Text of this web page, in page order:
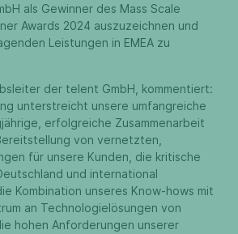
als Gewinner des Mass Scale
Awards 2024 auszuzeichnen und
Leistungen in EMEA zu
der telent GmbH, kommentiert:
unterstreicht unsere umfangreiche
erfolgreiche Zusammenarbeit
von vernetzten,
für unsere Kunden, die kritische
und international
Kombination unseres Know-hows mit
an Technologielösungen von
hohen Anforderungen unserer